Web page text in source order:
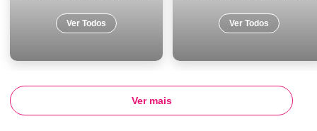
Ver Todos Ver Todos
Ver mais